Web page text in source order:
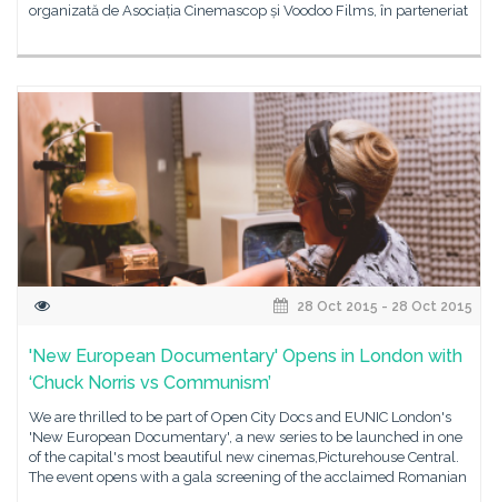
organizată de Asociația Cinemascop și Voodoo Films, în parteneriat
28 Oct 2015 - 28 Oct 2015
'New European Documentary' Opens in London with
‘Chuck Norris vs Communism’
We are thrilled to be part of Open City Docs and EUNIC London's
'New European Documentary', a new series to be launched in one
of the capital's most beautiful new cinemas,Picturehouse Central.
The event opens with a gala screening of the acclaimed Romanian